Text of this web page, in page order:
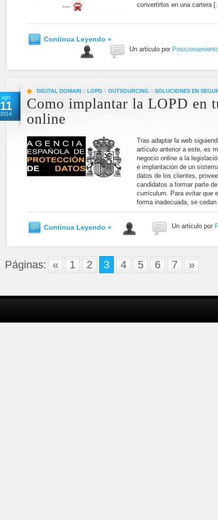
convertirlos en una cartera
Continua Leyendo »
Un articulo por
ago
11
2014
DIGITAL DOMAIN // LOPD // OUTSOURCING // SOLUCIONES EN
Como implantar la LOPD en
online
Tras adaptar la web
artículo anterior a este, es
negocio online a la
e implantación de un
datos de los clientes,
candidatos a formar parte
currículum. Para evitar que
forma inadecuada, se
Continua Leyendo » Un articulo por
Páginas: « 1 2 3 4 5 6 7 »